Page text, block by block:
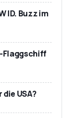
ID. Buzz im
Flaggschiff
USA?